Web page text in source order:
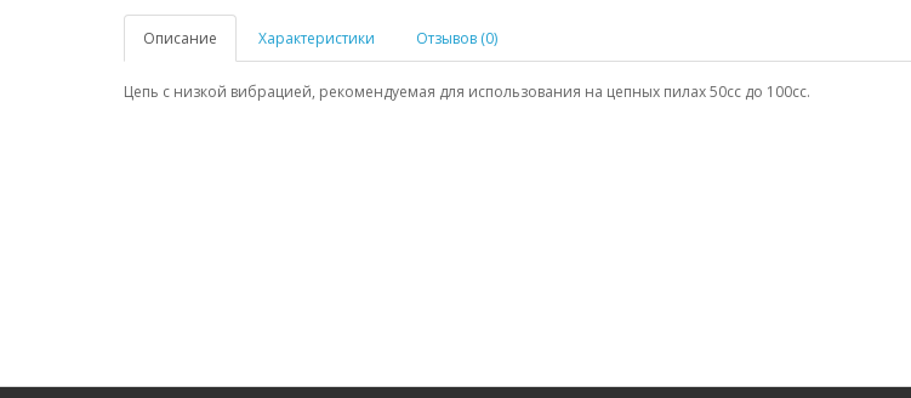
Описание Характеристики Отзывов (0)
Цепь с низкой вибрацией, рекомендуемая для использования на цепных пилах 50cc до 100cc.